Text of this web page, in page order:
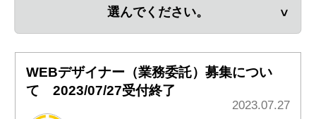
WEBデザイナー（業務委託）募集につい
て 2023/07/27受付終了
2023.07.27
選んでください。